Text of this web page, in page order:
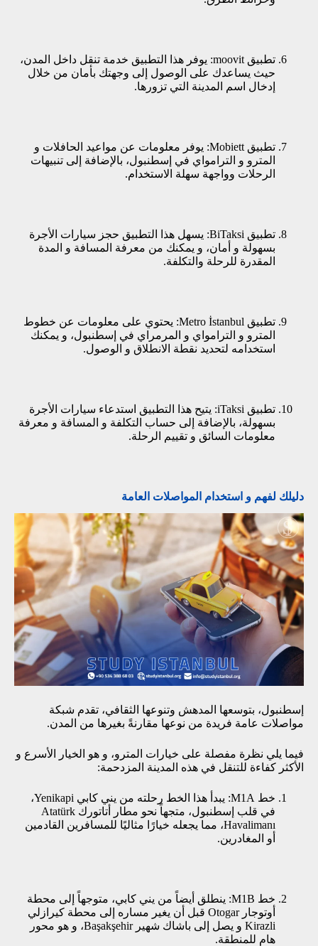
تطبيق moovit: يوفر هذا التطبيق خدمة تنقل داخل المدن،
حيث يساعدك على الوصول إلى وجهتك بأمان من خلال
إدخال اسم المدينة التي تزورها.
تطبيق Mobiett: يوفر معلومات عن مواعيد الحافلات و
المترو و الترامواي في إسطنبول، بالإضافة إلى تنبيهات
الرحلات وواجهة سهلة الاستخدام.
تطبيق BiTaksi: يسهل هذا التطبيق حجز سيارات الأجرة
بسهولة و أمان، و يمكنك من معرفة المسافة و المدة
المقدرة للرحلة والتكلفة.
تطبيق Metro İstanbul: يحتوي على معلومات عن خطوط
المترو و الترامواي و المرمراي في إسطنبول، و يمكنك
استخدامه لتحديد نقطة الانطلاق و الوصول.
تطبيق iTaksi: يتيح هذا التطبيق استدعاء سيارات الأجرة
بسهولة، بالإضافة إلى حساب التكلفة و المسافة و معرفة
معلومات السائق و تقييم الرحلة.
دليلك لفهم و استخدام المواصلات العامة
إسطنبول، بتوسعها المدهش وتنوعها الثقافي، تقدم شبكة
مواصلات عامة فريدة من نوعها مقارنةً بغيرها من المدن.
فيما يلي نظرة مفصلة على خيارات المترو، و هو الخيار الأسرع و
الأكثر كفاءة للتنقل في هذه المدينة المزدحمة:
خط M1A: يبدأ هذا الخط رحلته من يني كابي Yenikapi،
في قلب إسطنبول، متجهاً نحو مطار أتاتورك Atatürk
Havalimanı، مما يجعله خيارًا مثاليًا للمسافرين القادمين
أو المغادرين.
خط M1B: ينطلق أيضاً من يني كابي، متوجهاً إلى محطة
أوتوجار Otogar قبل أن يغير مساره إلى محطة كيرازلي
Kirazli و يصل إلى باشاك شهير Başakşehir، و هو محور
هام للمنطقة.